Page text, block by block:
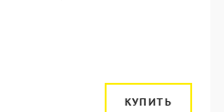
КУПИТЬ